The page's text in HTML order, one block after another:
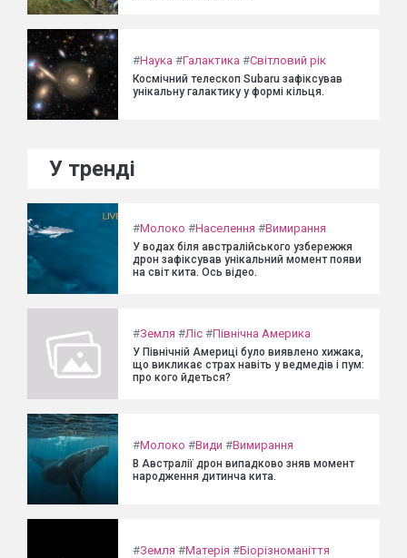
#Наука #Галактика #Світловий рік
Космічний телескоп Subaru зафіксував
унікальну галактику у формі кільця.
У тренді
#Молоко #Населення #Вимирання
У водах біля австралійського узбережжя
дрон зафіксував унікальний момент появи
на світ кита. Ось відео.
#Земля #Ліс #Північна Америка
У Північній Америці було виявлено хижака,
що викликає страх навіть у ведмедів і пум:
про кого йдеться?
#Молоко #Види #Вимирання
В Австралії дрон випадково зняв момент
народження дитинча кита.
#Земля #Матерія #Біорізноманіття